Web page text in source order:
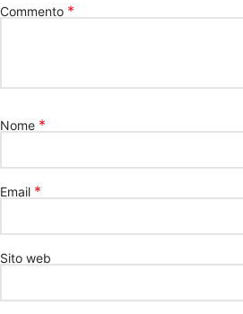
Commento *
Nome *
Email *
Sito web